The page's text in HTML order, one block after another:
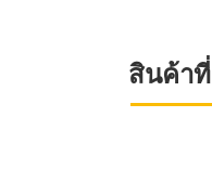
สินค้า